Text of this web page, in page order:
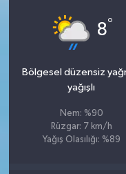
8°
Bölgesel düzensiz
yağışlı
Nem: %90
Rüzgar: 7 km/h
Yağış Olasılığı: %89